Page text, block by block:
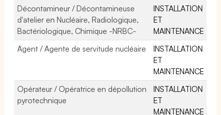
Décontamineur / Décontamineuse
d'atelier en Nucléaire, Radiologique,
Bactériologique, Chimique -NRBC-
INSTALLATION
ET
MAINTENANCE
Agent / Agente de servitude nucléaire
INSTALLATION
ET
MAINTENANCE
Opérateur / Opératrice en dépollution
pyrotechnique
INSTALLATION
ET
MAINTENANCE